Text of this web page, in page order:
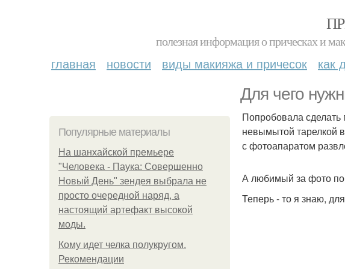
полезная информация о прическах и
главная новости виды макияжа и причесок как
Для чего
Популярные материалы
На шанхайской премьере
"Человека - Паука: Совершенно
Новый День" зендея выбрала не
просто очередной наряд, а
настоящий артефакт высокой
моды.
Кому идет челка полукругом.
Рекомендации
Попробовала
невымытой тарелкой
с фотоапаратом
А любимый за фото
Теперь - то я знаю,